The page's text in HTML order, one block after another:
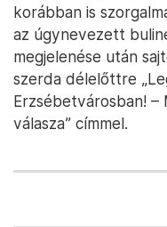
korábban is
az úgynevezett
megjelenése után
szerda délelőttre
Erzsébetvárosban!
válasza” címmel.